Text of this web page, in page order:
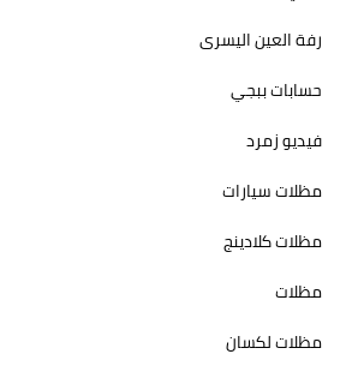
رفة العين اليسرى
حسابات ببجي
فيديو زمرد
مظلات سيارات
مظلات كلادينج
مظلات
مظلات لكسان